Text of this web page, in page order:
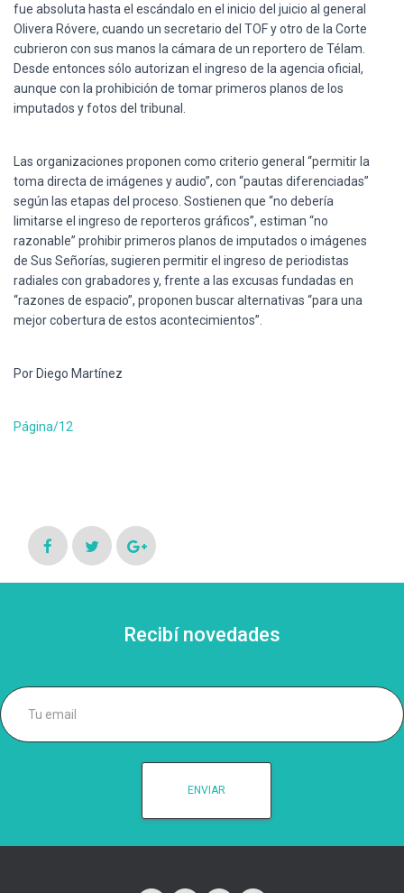
fue absoluta hasta el escándalo en el inicio del juicio al general
Olivera Róvere, cuando un secretario del TOF y otro de la Corte
cubrieron con sus manos la cámara de un reportero de Télam.
Desde entonces sólo autorizan el ingreso de la agencia oficial,
aunque con la prohibición de tomar primeros planos de los
imputados y fotos del tribunal.
Las organizaciones proponen como criterio general “permitir la
toma directa de imágenes y audio”, con “pautas diferenciadas”
según las etapas del proceso. Sostienen que “no debería
limitarse el ingreso de reporteros gráficos”, estiman “no
razonable” prohibir primeros planos de imputados o imágenes
de Sus Señorías, sugieren permitir el ingreso de periodistas
radiales con grabadores y, frente a las excusas fundadas en
“razones de espacio”, proponen buscar alternativas “para una
mejor cobertura de estos acontecimientos”.
Por Diego Martínez
Página/12
Recibí novedades